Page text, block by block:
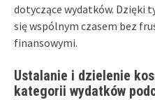
dotyczące wydatków. Dzięki
się wspólnym czasem bez
finansowymi.
Ustalanie i dzielenie
kategorii wydatków